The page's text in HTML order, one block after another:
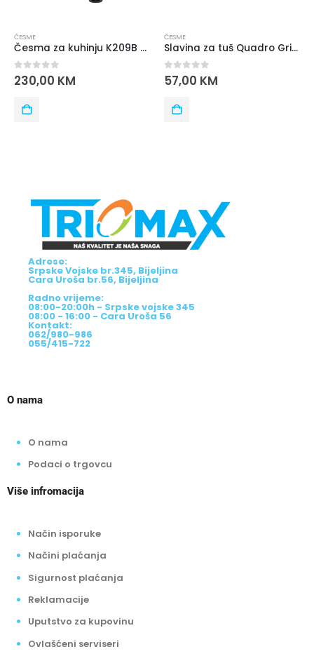
ČESME
Česma za kuhinju K209B FLEX CRNA BLITZ
0out of 5
230,00 KM
ČESME
Slavina za tuš Quadro Grifos
0out of 5
57,00 KM
Adrese:
Srpske Vojske br.345, Bijeljina
Cara Uroša br.56, Bijeljina
Radno vrijeme:
08:00-20:00h - Srpske vojske 345
08:00 - 16:00 - Cara Uroša 56
Kontakt:
062/980-986
055/415-722
O nama
O nama
Podaci o trgovcu
Više infromacija
Način isporuke
Načini plaćanja
Sigurnost plaćanja
Reklamacije
Uputstvo za kupovinu
Ovlašćeni serviseri